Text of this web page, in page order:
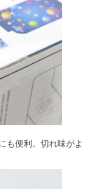
も便利。切れ味がよ